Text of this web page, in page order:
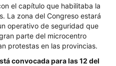
el capítulo que habilitaba la
La zona del Congreso estará
operativo de seguridad que
parte del microcentro
protestas en las provincias.
convocada para las 12 del